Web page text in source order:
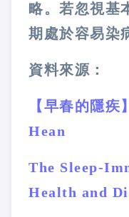
略。若忽視基
期處於容易染
資料來源：
【早春的隱
Hean
The Sleep-
Health and